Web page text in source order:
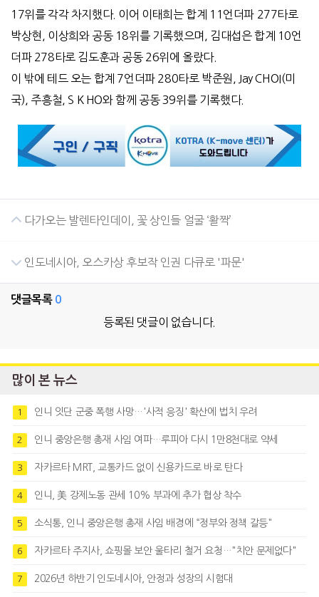
17위를 각각 차지했다. 이어 이태희는 합계 11언더파 277타로
박상현, 이상희와 공동 18위를 기록했으며, 김대섭은 합계 10언
더파 278타로 김도훈과 공동 26위에 올랐다.
이 밖에 테드 오는 합계 7언더파 280타로 박준원, Jay CHOI(미
국), 주흥철, S K HO와 함께 공동 39위를 기록했다.
다가오는 발렌타인데이, 꽃 상인들 얼굴 ‘활짝’
인도네시아, 오스카상 후보작 인권 다큐로 '파문'
댓글목록 0
등록된 댓글이 없습니다.
많이 본 뉴스
1 인니 잇단 군중 폭행 사망…'사적 응징' 확산에 법치 우려
2 인니 중앙은행 총재 사임 여파…루피아 다시 1만8천대로 약세
3 자카르타 MRT, 교통카드 없이 신용카드로 바로 탄다
4 인니, 美 강제노동 관세 10% 부과에 추가 협상 착수
5 소식통, 인니 중앙은행 총재 사임 배경에 “정부와 정책 갈등"
6 자카르타 주지사, 쇼핑몰 보안 울타리 철거 요청…"치안 문제없다"
7 2026년 하반기 인도네시아, 안정과 성장의 시험대